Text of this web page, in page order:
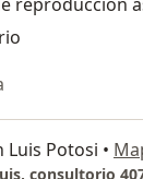
Luis Potosi •
consultorio